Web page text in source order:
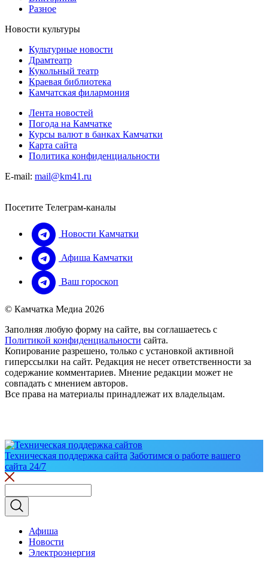
Разное
Новости культуры
Культурные новости
Драмтеатр
Кукольный театр
Краевая библиотека
Камчатская филармония
Лента новостей
Погода на Камчатке
Курсы валют в банках Камчатки
Карта сайта
Политика конфиденциальности
E-mail: mail@km41.ru
Посетите Телеграм-каналы
Новости Камчатки
Афиша Камчатки
Ваш гороскоп
© Камчатка Медиа 2026
Заполняя любую форму на сайте, вы соглашаетесь с
Политикой конфиденциальности сайта.
Копирование разрешено, только с установкой активной
гиперссылки на сайт. Редакция не несет ответственности за
содержание комментариев. Мнение редакции может не
совпадать с мнением авторов.
Все права на материалы принадлежат их владельцам.
Техническая поддержка сайта Заботимся о работе вашего
сайта 24/7
Афиша
Новости
Электроэнергия